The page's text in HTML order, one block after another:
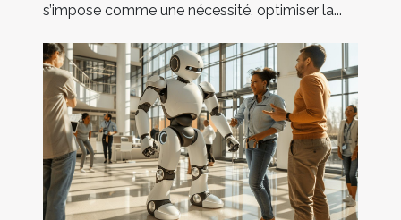
s’impose comme une nécessité, optimiser la...